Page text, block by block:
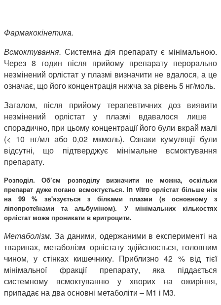
Фармакокінетика.
Всмоктування. Системна дія препарату є мінімальною.
Через 8 годин після прийому препарату перорально
незмінений орлістат у плазмі визначити не вдалося, а це
означає, що його концентрація нижча за рівень 5 нг/моль.
Загалом, після прийому терапевтичних доз виявити
незмінений орлістат у плазмі вдавалося лише
спорадично, при цьому концентрації його були вкрай малі
(< 10 нг/мл або 0,02 мкмоль). Ознаки кумуляції були
відсутні, що підтверджує мінімальне всмоктування
препарату.
Розподіл. Об’єм розподілу визначити не можна, оскільки
препарат дуже погано всмоктується. In vitro орлістат більше ніж
на 99 % зв'язується з білками плазми (в основному з
ліпопротеїнами та альбуміном). У мінімальних кількостях
орлістат може проникати в еритроцити.
Метаболізм. За даними, одержаними в експерименті на
тваринах, метаболізм орлістату здійснюється, головним
чином, у стінках кишечнику. Приблизно 42 % від тієї
мінімальної фракції препарату, яка піддається
системному всмоктуванню у хворих на ожиріння,
припадає на два основні метаболіти – М1 і М3.